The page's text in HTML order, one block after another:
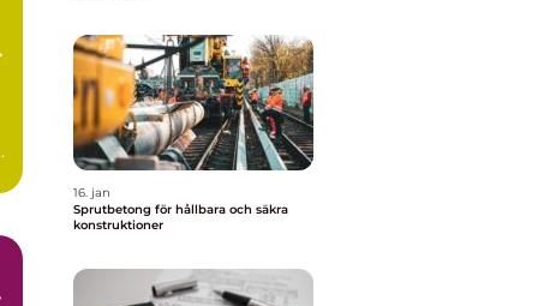
16. jan
Sprutbetong för hållbara och säkra
konstruktioner